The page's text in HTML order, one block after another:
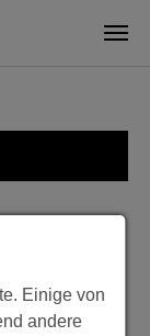
Einige von
andere